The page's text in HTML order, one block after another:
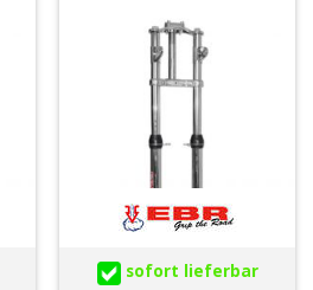
sofort lieferbar